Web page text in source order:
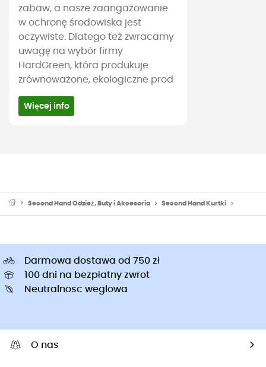
zabaw, a nasze zaangażowanie
w ochronę środowiska jest
oczywiste. Dlatego też zwracamy
uwagę na wybór firmy
HardGreen, która produkuje
zrównoważone, ekologiczne prod
Więcej info
Second Hand Odzież, Buty i Akcesoria Second Hand Kurtki
Darmowa dostawa od 750 zł
100 dni na bezpłatny zwrot
Neutralnosc weglowa
O nas